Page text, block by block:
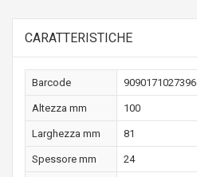
CARATTERISTICHE
Barcode 9090171027396
Altezza mm 100
Larghezza mm 81
Spessore mm 24